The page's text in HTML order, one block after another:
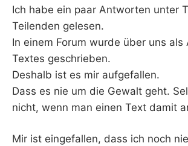
Ich habe ein paar Antworten unter
Teilenden gelesen.
In einem Forum wurde über uns als
Textes geschrieben.
Deshalb ist es mir aufgefallen.
Dass es nie um die Gewalt geht.
nicht, wenn man einen Text damit
Mir ist eingefallen, dass ich noch